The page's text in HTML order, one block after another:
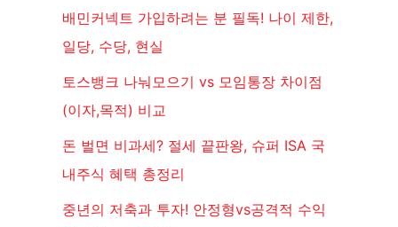
배민커넥트 가입하려는 분 필독! 나이 제한,
일당, 수당, 현실
토스뱅크 나눠모으기 vs 모임통장 차이점
(이자,목적) 비교
돈 벌면 비과세? 절세 끝판왕, 슈퍼 ISA 국
내주식 혜택 총정리
중년의 저축과 투자! 안정형vs공격적 수익